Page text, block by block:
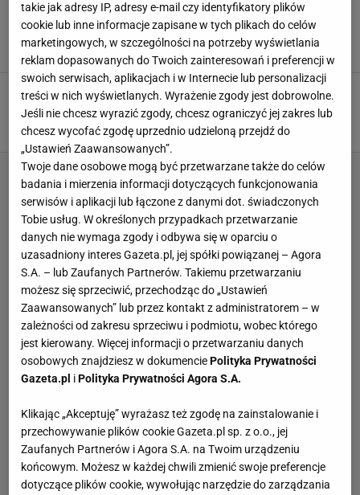
Tak Marta Lipińska jest traktowana na planie
"Rancza". Wszystko pokazał Kasprzykowski
Zuzanna Kwasek,27 CZERWCA 2026, 08:50
Synowa Marty Lipińskiej to znana aktorka.
Padniecie, jak dowiedzie się, o kogo chodzi
Katarzyna Albrycht,2 KWIETNIA 2026, 17:40
takie jak adresy IP, adresy e-mail czy identyfikatory plików
cookie lub inne informacje zapisane w tych plikach do celów
marketingowych, w szczególności na potrzeby wyświetlania
reklam dopasowanych do Twoich zainteresowań i preferencji w
swoich serwisach, aplikacjach i w Internecie lub personalizacji
treści w nich wyświetlanych. Wyrażenie zgody jest dobrowolne.
Jeśli nie chcesz wyrazić zgody, chcesz ograniczyć jej zakres lub
chcesz wycofać zgodę uprzednio udzieloną przejdź do
„Ustawień Zaawansowanych”.
Twoje dane osobowe mogą być przetwarzane także do celów
badania i mierzenia informacji dotyczących funkcjonowania
serwisów i aplikacji lub łączone z danymi dot. świadczonych
Tobie usług. W określonych przypadkach przetwarzanie
danych nie wymaga zgody i odbywa się w oparciu o
uzasadniony interes Gazeta.pl, jej spółki powiązanej – Agora
S.A. – lub Zaufanych Partnerów. Takiemu przetwarzaniu
możesz się sprzeciwić, przechodząc do „Ustawień
Zaawansowanych” lub przez kontakt z administratorem – w
zależności od zakresu sprzeciwu i podmiotu, wobec którego
jest kierowany. Więcej informacji o przetwarzaniu danych
osobowych znajdziesz w dokumenciePolityka Prywatności
Gazeta.pl iPolityka Prywatności Agora S.A.
Klikając „Akceptuję” wyrażasz też zgodę na zainstalowanie i
przechowywanie plików cookie Gazeta.pl sp. z o.o., jej
Zaufanych Partnerów i Agora S.A. na Twoim urządzeniu
końcowym. Możesz w każdej chwili zmienić swoje preferencje
dotyczące plików cookie, wywołując narzędzie do zarządzania